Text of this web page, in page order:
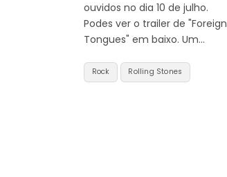
ouvidos no dia 10 de julho.
Podes ver o trailer de "Foreign
Tongues" em baixo. Um…
Rock Rolling Stones